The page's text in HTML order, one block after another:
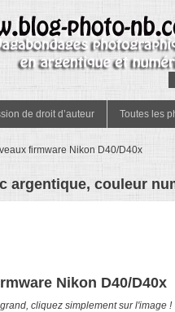
de droit d’auteur Toutes les
firmware Nikon D40/D40x
argentique, couleur
Nikon D40/D40x
cliquez simplement sur l'image !